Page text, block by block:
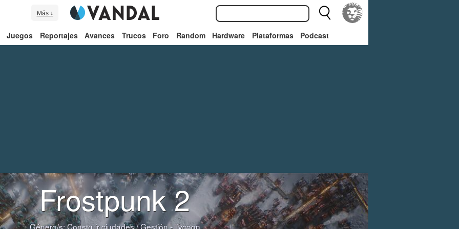
Más ↓
Juegos Reportajes Avances Trucos Foro Random Hardware Plataformas Podcast
Frostpunk 2
Género/s:Construir ciudades/Gestión - Tycoon